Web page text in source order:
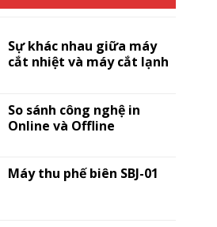
Sự khác nhau giữa máy
cắt nhiệt và máy cắt lạnh
So sánh công nghệ in
Online và Offline
Máy thu phế biên SBJ-01